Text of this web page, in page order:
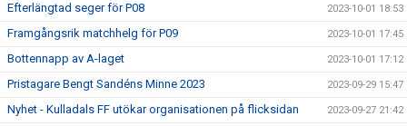
Efterlängtad seger för P08 2023-10-01 18:53
Framgångsrik matchhelg för P09 2023-10-01 17:45
Bottennapp av A-laget 2023-10-01 17:12
Pristagare Bengt Sandéns Minne 2023 2023-09-29 15:47
Nyhet - Kulladals FF utökar organisationen på flicksidan 2023-09-27 21:42